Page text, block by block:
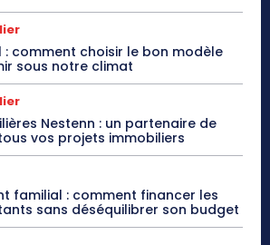
: comment choisir le bon modèle
sous notre climat
Nestenn : un partenaire de
vos projets immobiliers
familial : comment financer les
sans déséquilibrer son budget